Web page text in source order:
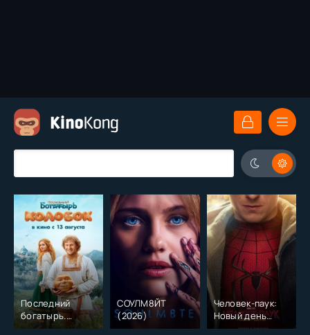
Последний
богатырь.
Колобок (2026)
СОУЛМ8ЙТ
(2026)
Человек-паук:
Новый день
(2026)